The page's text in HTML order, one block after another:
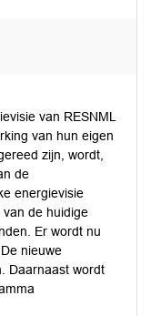
van RESNML
van hun eigen
zijn, wordt,
de
energievisie
de huidige
Er wordt nu
nieuwe
Daarnaast wordt